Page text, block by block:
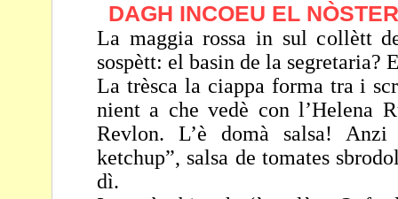
DAGH INCOEU EL
La maggia rossa in sul collètt
sospètt: el basin de la segretaria?
La trèsca la ciappa forma tra i
nient a che vedè conl’Helena
Revlon. L’è domà salsa!
ketchup”, salsa de tomates
dì.